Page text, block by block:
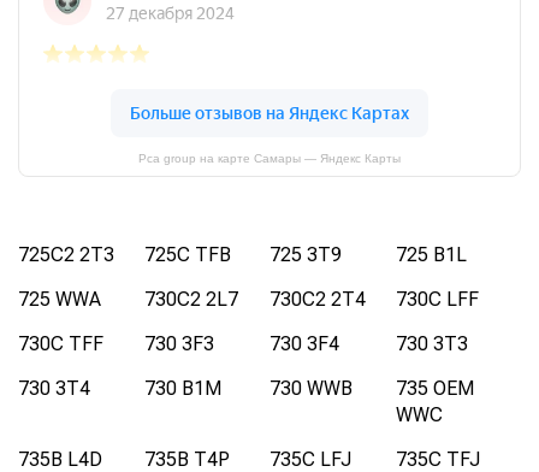
Pca group на карте Самары — Яндекс Карты
725C2 2T3 725C TFB 725 3T9
725 B1L
725 WWA
730C2 2L7 730C2 2T4
730C LFF
730C TFF
730 3F3 730 3F4
730 3T3
730 3T4
730 B1M 730 WWB
735 OEM
WWC
735B L4D
735B T4P 735C LFJ
735C TFJ